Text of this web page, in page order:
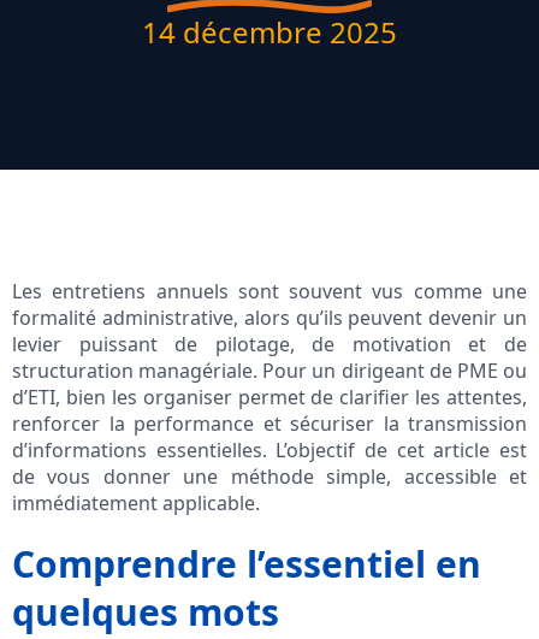
14 décembre 2025
Les entretiens annuels sont souvent vus comme une
formalité administrative, alors qu’ils peuvent devenir un
levier puissant de pilotage, de motivation et de
structuration managériale. Pour un dirigeant de PME ou
d’ETI, bien les organiser permet de clarifier les attentes,
renforcer la performance et sécuriser la transmission
d’informations essentielles. L’objectif de cet article est
de vous donner une méthode simple, accessible et
immédiatement applicable.
Comprendre l’essentiel en
quelques mots